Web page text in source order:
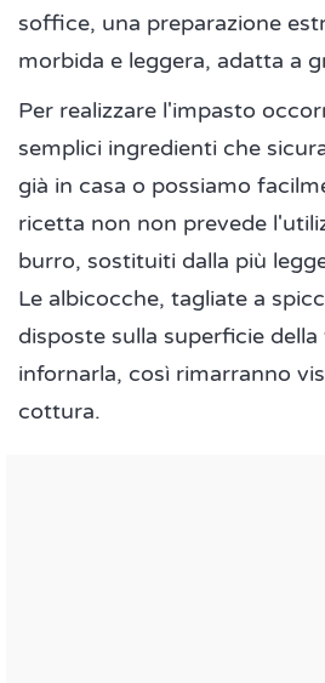
soffice, una preparazione
morbida e leggera, adatta a
Per realizzare l'impasto
semplici ingredienti che
già in casa o possiamo
ricetta non non prevede
burro, sostituiti dalla più
Le albicocche, tagliate a
disposte sulla superficie
infornarla, così rimarranno
cottura.